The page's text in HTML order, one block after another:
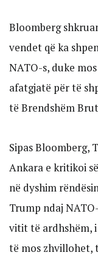
Bloomberg
vendet që ka
NATO-s, duke
afatgjatë për të
të Brendshëm
Sipas Bloomberg,
Ankara e kritikoi
në dyshim
Trump ndaj
vitit të ardhshëm,
të mos zhvillohet,